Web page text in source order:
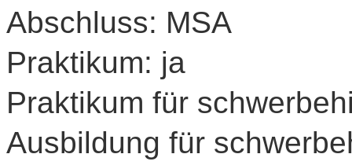
Abschluss: MSA
Praktikum: ja
Praktikum für
Ausbildung für